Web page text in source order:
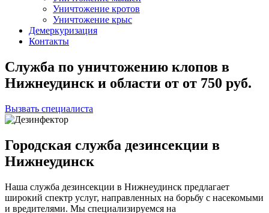
Уничтожение кротов
Уничтожение крыс
Демеркуризация
Контакты
Служба по уничтожению клопов в
Нижнеудинск и области от от 750 руб.
Вызвать специалиста
Городская служба дезинсекции в
Нижнеудинск
Наша служба дезинсекции в Нижнеудинск предлагает
широкий спектр услуг, направленных на борьбу с насекомыми
и вредителями. Мы специализируемся на